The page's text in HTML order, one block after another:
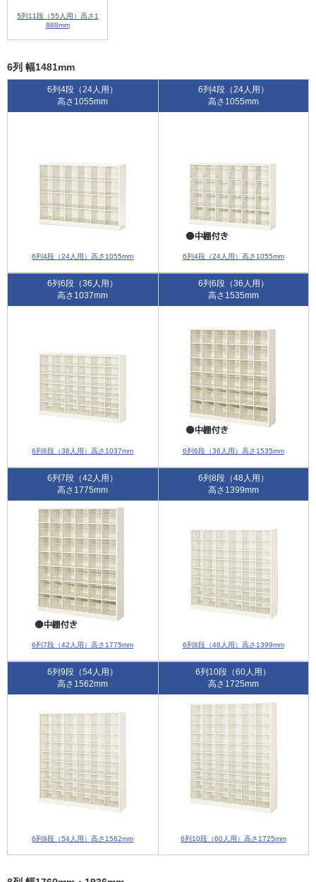
5列11段（55人用）高さ1
888mm
6列 幅1481mm
6列4段（24人用）
高さ1055mm
6列4段（24人用）高さ1055mm
6列4段（24人用）
高さ1055mm
6列4段（24人用）高さ1055mm
6列6段（36人用）
高さ1037mm
6列6段（36人用）高さ1037mm
6列6段（36人用）
高さ1535mm
6列6段（36人用）高さ1535mm
6列7段（42人用）
高さ1775mm
6列7段（42人用）高さ1775mm
6列8段（48人用）
高さ1399mm
6列8段（48人用）高さ1399mm
6列9段（54人用）
高さ1562mm
6列9段（54人用）高さ1562mm
6列10段（60人用）
高さ1725mm
6列10段（60人用）高さ1725mm